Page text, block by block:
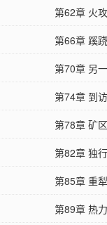
第62章 火攻
第66章 蹊跷
第70章 另
第74章 到
第78章 矿
第82章 独
第85章 重
第89章 热